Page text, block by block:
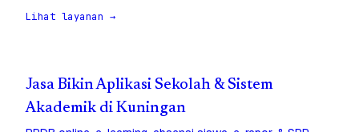
Lihat layanan →
Jasa Bikin Aplikasi Sekolah & Sistem
Akademik di Kuningan